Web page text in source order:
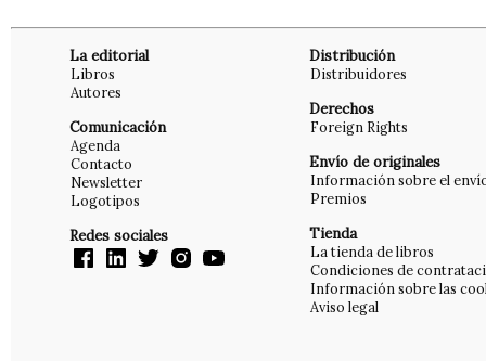
La editorial
Libros
Autores
Comunicación
Agenda
Contacto
Newsletter
Logotipos
Redes sociales
Distribución
Distribuidores
Derechos
Foreign Rights
Envío de originales
Información sobre el
Premios
Tienda
La tienda de libros
Condiciones de
Información sobre las
Aviso legal